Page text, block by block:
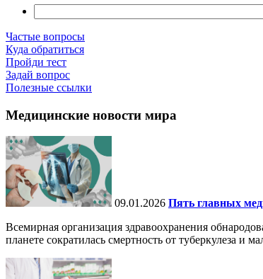
Частые вопросы
Куда обратиться
Пройди тест
Задай вопрос
Полезные ссылки
Медицинские новости мира
09.01.2026 Пять главных
Всемирная организация здравоохранения
планете сократилась смертность от туберкулеза и